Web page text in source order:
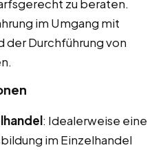
zu beraten.
im Umgang mit
der Durchführung von
: Idealerweise eine
im Einzelhandel